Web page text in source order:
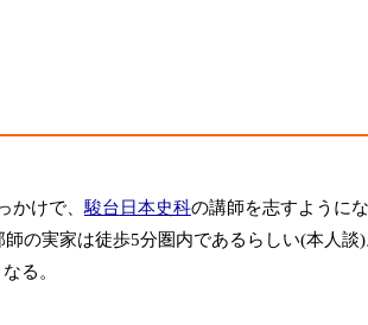
かけで、 駿台 日本史科の講師を志すように
の実家は徒歩5分圏内であるらしい(本人談)
る。